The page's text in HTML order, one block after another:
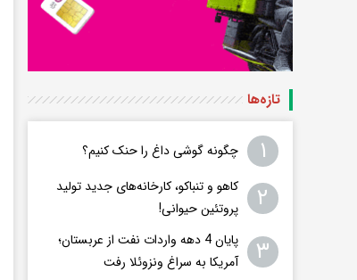
تازه‌ها
۱ چگونه گوشی داغ را حنک کنیم؟
۲
کاهو و تنباکو، کارخانه‌های جدید تولید
پروتئین حیوانی!
۳
پایان 4 دهه واردات نفت از عربستان؛
آمریکا به سراغ ونزوئلا رفت